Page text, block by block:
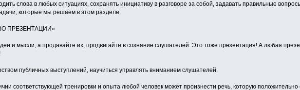
слова в любых ситуациях, сохранять инициативу в разговоре за собой, задавать правильные
которые мы решаем в этом разделе.
ПРЕЗЕНТАЦИИ»
и мысли, а продавайте их, продвигайте в сознание слушателей. Это тоже презентация! А любая
публичных выступлений, научиться управлять вниманием слушателей.
соответствующей тренировки и опыта любой человек может произнести речь, которую